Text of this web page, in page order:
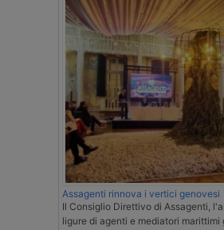
Assagenti rinnova i vertici genovesi
Il Consiglio Direttivo di Assagenti,
ligure di agenti e mediatori marittimi